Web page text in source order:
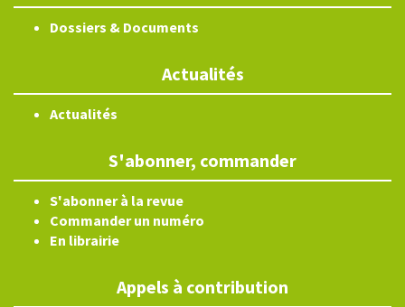
Dossiers & Documents
Actualités
Actualités
S'abonner, commander
S'abonner à la revue
Commander un numéro
En librairie
Appels à contribution